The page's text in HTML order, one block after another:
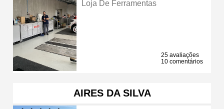
Loja De Ferramentas
25 avaliações
10 comentários
AIRES DA SILVA